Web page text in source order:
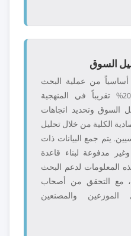
أساسياً من عملية البحث
لدينا، حيث يساهم بنسبة 20% تقريباً في المنهجية
السوق وتحديد اتجاهات
الكلية من خلال تحليل
يتم جمع البيانات ذات
مدفوعة لبناء قاعدة
المعلومات لدعم البحث
مع التحقق من أصحاب
الموزعين والمصنعين